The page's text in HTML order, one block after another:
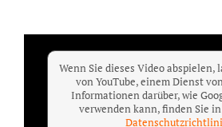
Wenn Sie dieses Video abspielen,
von YouTube, einem Dienst
Informationen darüber, wie
verwenden kann, finden Sie